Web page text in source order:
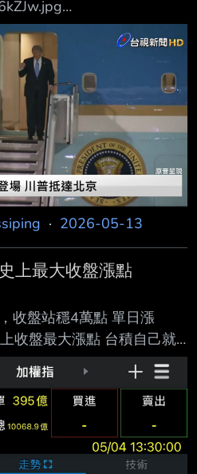
來啦 超大一台
一堆很像童子軍的
i.mopix.cc/XHStWA.jpg 聽
在這台飛機上 直播連結
live/8_YmT5u11Jw?
· 2026-05-13
上最大收盤漲點
收盤站穩4萬點 單日漲
收盤最大漲點 台積自己就
資也沒倒貨
大家都有賺到錢